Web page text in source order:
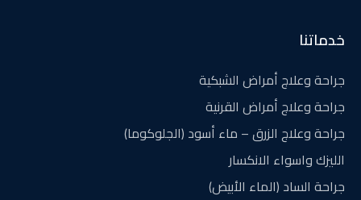
خدماتنا
جراحة وعلاج أمراض الشبكية
جراحة وعلاج أمراض القرنية
جراحة وعلاج الزرق – ماء أسود (الجلوكوما)
الليزك واسواء الانكسار
جراحة الساد (الماء الأبيض)